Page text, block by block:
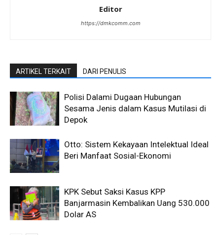
Editor
https://dmkcomm.com
ARTIKEL TERKAIT DARI PENULIS
Polisi Dalami Dugaan Hubungan
Sesama Jenis dalam Kasus Mutilasi di
Depok
Otto: Sistem Kekayaan Intelektual Ideal
Beri Manfaat Sosial-Ekonomi
KPK Sebut Saksi Kasus KPP
Banjarmasin Kembalikan Uang 530.000
Dolar AS